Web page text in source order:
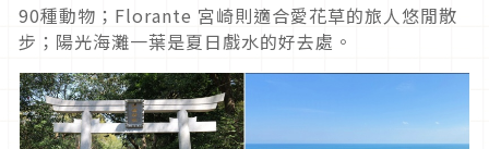
90種動物；Florante 宮崎則適合愛花草的旅人悠閒散
步；陽光海灘一葉是夏日戲水的好去處。